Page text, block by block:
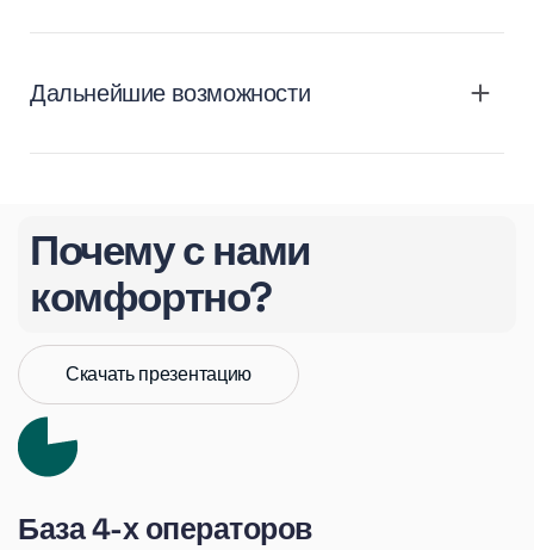
Дальнейшие возможности
Почему с нами
комфортно?
Скачать презентацию
База 4-х операторов